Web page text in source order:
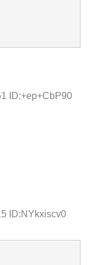
ID:+ep+CbP90
ID:NYkxiscv0